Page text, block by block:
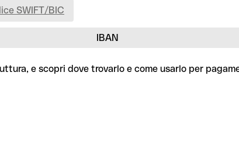
IBAN
SWIFT/BIC
e scopri dove trovarlo e come usarlo per